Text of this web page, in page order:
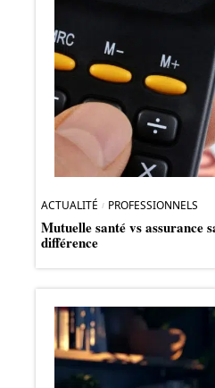
ACTUALITÉ PROFESSIONNELS
Mutuelle santé vs assurance
différence